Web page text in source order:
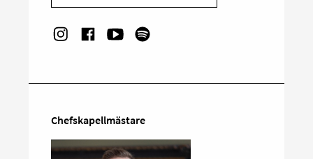
Rikta
in
Social links: InstagramRikta in på Facebookissa
Social links: Youtube
Chefskapellmästare